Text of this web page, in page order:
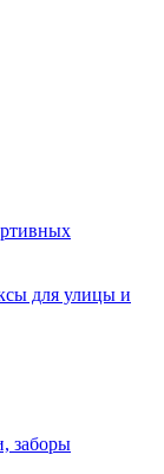
для улицы и
заборы